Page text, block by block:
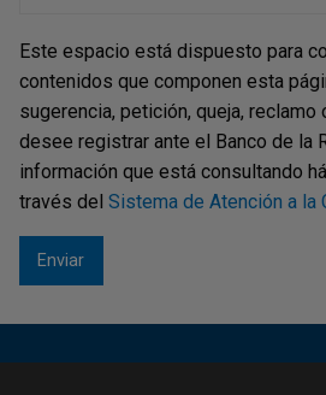
Calle 13 # 35-25
Bogotá, D. C.
Teléfono: +57 (601) 484-
Horarios y servicios:
Atención a la ciudadanía
Este espacio está dispuesto para
contenidos que componen esta
sugerencia, petición, queja,
desee registrar ante el Banco de la
información que está consultando
través del Sistema de Atención a la